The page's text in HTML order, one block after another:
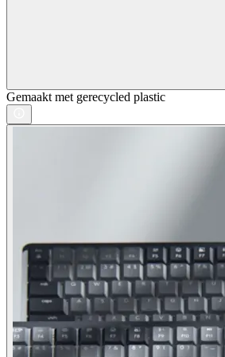
Gemaakt met gerecycled plastic